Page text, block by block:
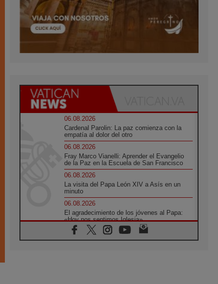
06.08.2026
Cardenal Parolin: La paz comienza con la
empatía al dolor del otro
06.08.2026
Fray Marco Vianelli: Aprender el Evangelio
de la Paz en la Escuela de San Francisco
06.08.2026
La visita del Papa León XIV a Asís en un
minuto
06.08.2026
El agradecimiento de los jóvenes al Papa:
«Hoy nos sentimos Iglesia»
06.08.2026
Líbano: Reanudan los coloquios en Roma en